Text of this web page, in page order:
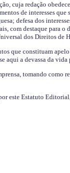
cuja redação
de interesses que
defesa dos
com destaque para
dos Direitos de
que constituam
aqui a devassa da
tomando como
este Estatuto